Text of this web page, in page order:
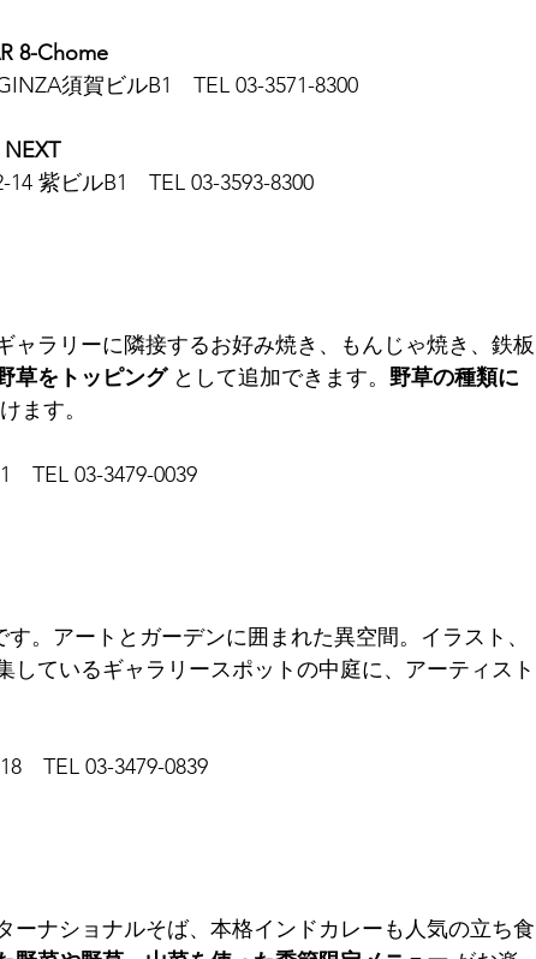
8-Chome
須賀ビルB1　TEL 03-3571-8300
紫ビルB1　TEL 03-3593-8300
ャラリーに隣接するお好み焼き、もんじゃ焼き、鉄板
草をトッピング として追加できます。 野草の種類に
ます。
TEL 03-3479-0039
。アートとガーデンに囲まれた異空間。イラスト、
しているギャラリースポットの中庭に、アーティスト
　TEL 03-3479-0839
ーナショナルそば、本格インドカレーも人気の立ち食